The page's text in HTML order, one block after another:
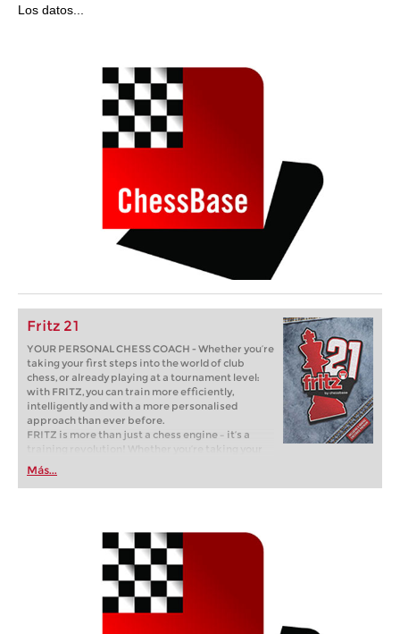
Los datos...
Fritz 21
YOUR PERSONAL CHESS COACH - Whether you’re
taking your first steps into the world of club
chess, or already playing at a tournament level:
with FRITZ, you can train more efficiently,
intelligently and with a more personalised
approach than ever before.
FRITZ is more than just a chess engine – it’s a
training revolution! Whether you’re taking your
first steps into the world of club chess, or already
playing at a tournament level: with FRITZ, you can
train more efficiently, intelligently and with a
Más...